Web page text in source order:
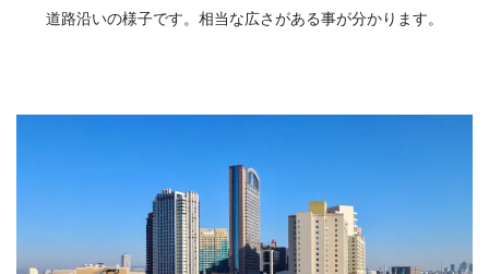
道路沿いの様子です。相当な広さがある事が分かります。